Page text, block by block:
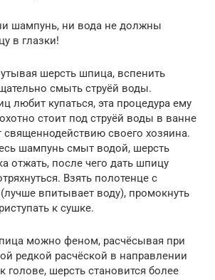
шампунь, ни вода не должны
в глазки!
шерсть шпица, вспенить
смыть струёй воды.
любит купаться, эта процедура ему
стоит под струёй воды в ванне
священнодействию своего хозяина.
шампунь смыт водой, шерсть
отжать, после чего дать шпицу
Взять полотенце с
впитывает воду), промокнуть
к сушке.
можно феном, расчёсывая при
редкой расчёской в направлении
голове, шерсть становится более